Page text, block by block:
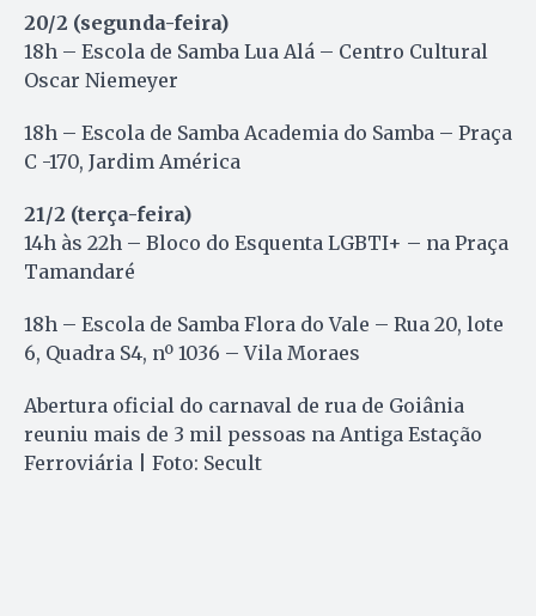
20/2 (segunda-feira)
18h – Escola de Samba Lua Alá – Centro Cultural
Oscar Niemeyer
18h – Escola de Samba Academia do Samba – Praça
C -170, Jardim América
21/2 (terça-feira)
14h às 22h – Bloco do Esquenta LGBTI+ – na Praça
Tamandaré
18h – Escola de Samba Flora do Vale – Rua 20, lote
6, Quadra S4, nº 1036 – Vila Moraes
Abertura oficial do carnaval de rua de Goiânia
reuniu mais de 3 mil pessoas na Antiga Estação
Ferroviária | Foto: Secult